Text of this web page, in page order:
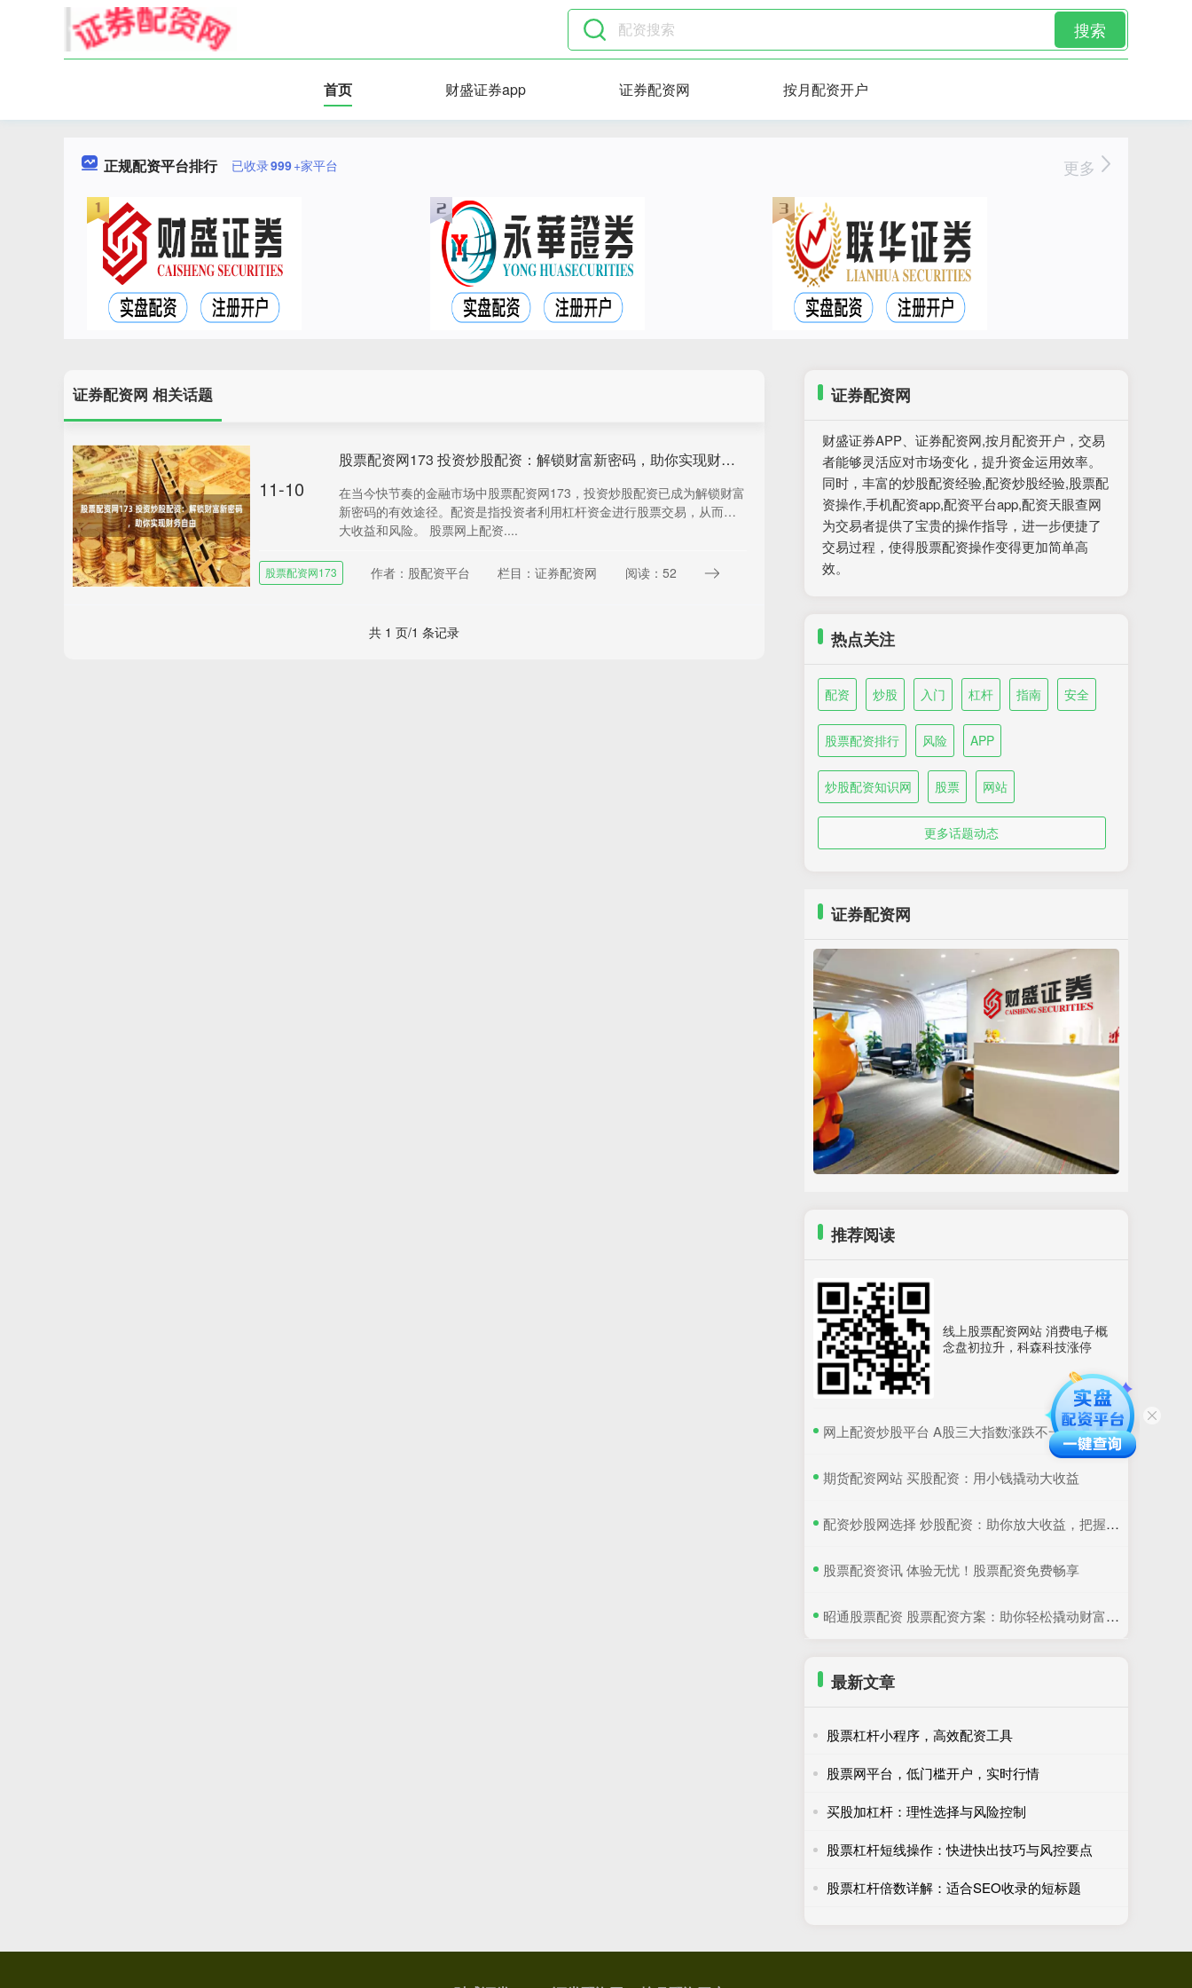
搜索
首页 财盛证券app 证券配资网 按月配资开户
正规配资平台排行 已收录999+家平台 更多
证券配资网 相关话题
11-10
股票配资网173 投资炒股配资：解锁财富新密码，助你实现财务自由
在当今快节奏的金融市场中股票配资网173，投资炒股配资已成为解锁财富
新密码的有效途径。配资是指投资者利用杠杆资金进行股票交易，从而放
大收益和风险。 股票网上配资....
股票配资网173 作者：股配资平台 栏目：证券配资网 阅读：52
共 1 页/1 条记录
证券配资网
财盛证券APP、证券配资网,按月配资开户，交易
者能够灵活应对市场变化，提升资金运用效率。
同时，丰富的炒股配资经验,配资炒股经验,股票配
资操作,手机配资app,配资平台app,配资天眼查网
为交易者提供了宝贵的操作指导，进一步便捷了
交易过程，使得股票配资操作变得更加简单高
效。
热点关注
配资 炒股 入门 杠杆 指南 安全
股票配资排行 风险 APP
炒股配资知识网 股票 网站
更多话题动态
证券配资网
推荐阅读
线上股票配资网站 消费电子概
念盘初拉升，科森科技涨停
​网上配资炒股平台 A股三大指数涨跌不一 成交额不足5000亿元
​期货配资网站 买股配资：用小钱撬动大收益
​配资炒股网选择 炒股配资：助你放大收益，把握财富机遇
​股票配资资讯 体验无忧！股票配资免费畅享
​昭通股票配资 股票配资方案：助你轻松撬动财富杠杆
最新文章
股票杠杆小程序，高效配资工具
股票网平台，低门槛开户，实时行情
买股加杠杆：理性选择与风险控制
股票杠杆短线操作：快进快出技巧与风控要点
股票杠杆倍数详解：适合SEO收录的短标题